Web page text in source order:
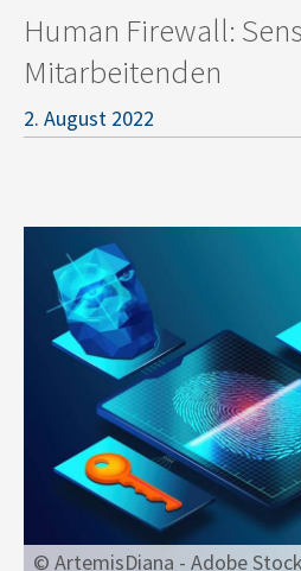
Human Firewall:
Mitarbeitenden
2. August 2022
© ArtemisDiana - Adobe Stock